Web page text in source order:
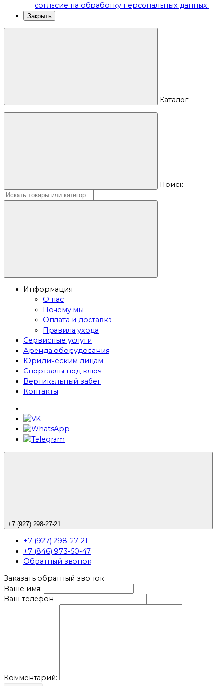
согласие на обработку персональных данных.
Закрыть
Каталог
Поиск
Информация
О нас
Почему мы
Оплата и доставка
Правила ухода
Сервисные услуги
Аренда оборудования
Юридическим лицам
Спортзалы под ключ
Вертикальный забег
Контакты
+7 (927) 298-27-21
+7 (927) 298-27-21
+7 (846) 973-50-47
Обратный звонок
Заказать обратный звонок
Ваше имя:
Ваш телефон:
Комментарий: